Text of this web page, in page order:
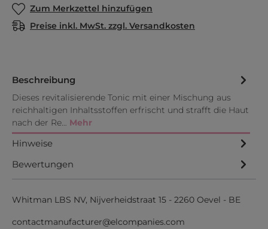
Zum Merkzettel hinzufügen
Preise inkl. MwSt. zzgl. Versandkosten
Beschreibung
Dieses revitalisierende Tonic mit einer Mischung aus
reichhaltigen Inhaltsstoffen erfrischt und strafft die Haut
nach der Re… Mehr
Hinweise
Bewertungen
Whitman LBS NV, Nijverheidstraat 15 - 2260 Oevel - BE
contactmanufacturer@elcompanies.com